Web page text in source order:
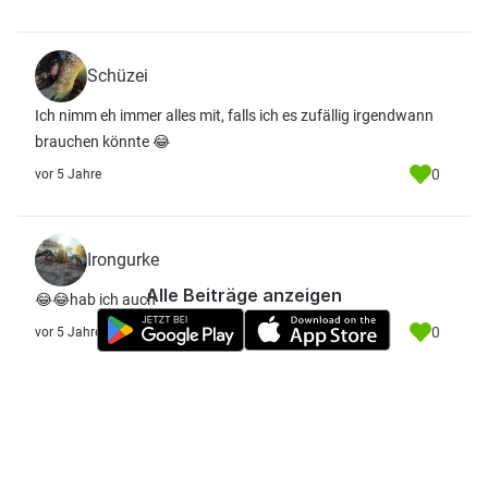
Schüzei
Ich nimm eh immer alles mit, falls ich es zufällig irgendwann
brauchen könnte 😂
vor 5 Jahre 0
Irongurke
😂😂hab ich auch
vor 5 Jahre 0
Alle Beiträge anzeigen